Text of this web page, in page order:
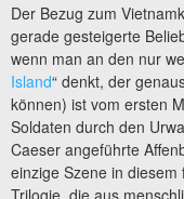
Der Bezug zum
gerade gesteigerte
wenn man an den nur
Island“ denkt, der
können) ist vom ersten
Soldaten durch den
Caeser angeführte
einzige Szene in
Trilogie, die aus